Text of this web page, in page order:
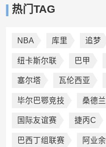
热门TAG
NBA 库里 追梦
纽卡斯尔联 巴甲
塞尔塔 瓦伦西亚
毕尔巴鄂竞技 桑德兰
国际友谊赛 捷丙C
巴西丁组联赛 阿业余